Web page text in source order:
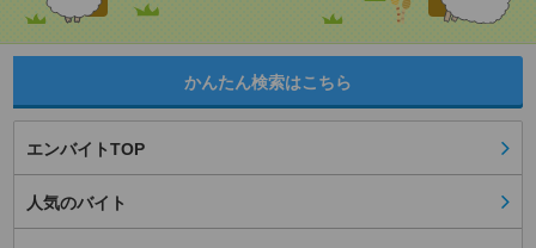
かんたん検索はこちら
エンバイトTOP
人気のバイト